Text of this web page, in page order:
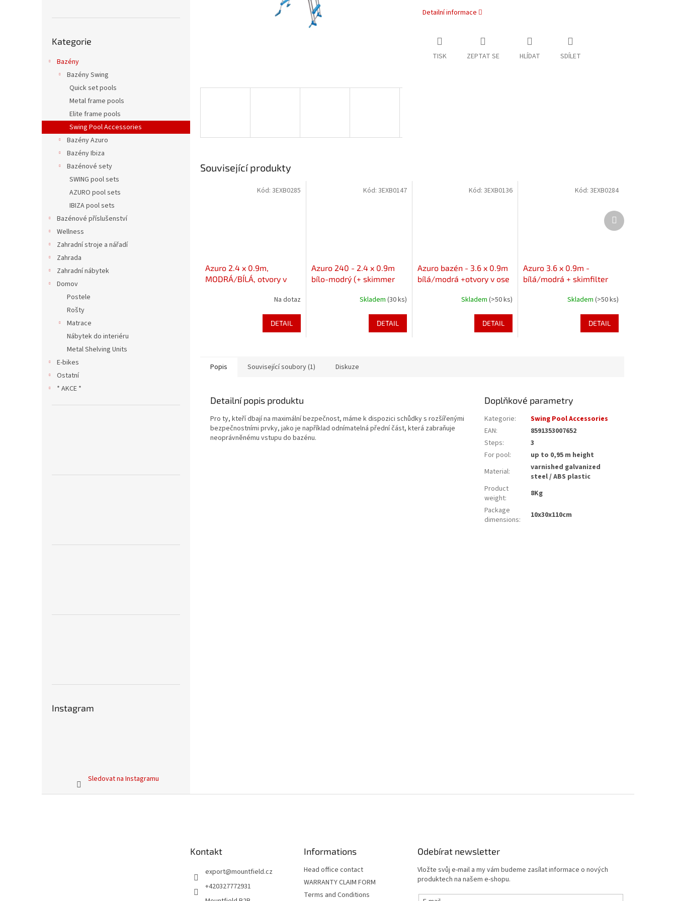
kategorie
Kategorie
Bazény
Bazény Swing
Quick set pools
Metal frame pools
Elite frame pools
Swing Pool Accessories
Bazény Azuro
Bazény Ibiza
Bazénové sety
SWING pool sets
AZURO pool sets
IBIZA pool sets
Bazénové příslušenství
Wellness
Zahradní stroje a nářadí
Zahrada
Zahradní nábytek
Domov
Postele
Rošty
Matrace
Nábytek do interiéru
Metal Shelving Units
E-bikes
Ostatní
* AKCE *
Instagram
Sledovat na Instagramu
Detailní informace
TISK ZEPTAT SE HLÍDAT SDÍLET
Související produkty
Azuro 2.4 x 0.9m,
MODRÁ/BÍLÁ, otvory v
Na dotaz
DETAIL
Kód: 3EXB0285
Azuro 240 - 2.4 x 0.9m
bílo-modrý (+ skimmer
Skladem (30 ks)
DETAIL
Kód: 3EXB0147
Azuro bazén - 3.6 x 0.9m
bílá/modrá +otvory v ose
Skladem(>50 ks)
DETAIL
Kód:3EXB0136
Azuro 3.6 x 0.9m -
bílá/modrá + skimfilter
Skladem (>50 ks)
DETAIL
Kód: 3EXB0284
Další
produkt
Popis Související soubory (1) Diskuze
Detailní popis produktu
Pro ty, kteří dbají na maximální bezpečnost, máme k dispozici schůdky s rozšířenými
bezpečnostními prvky, jako je například odnímatelná přední část, která zabraňuje
neoprávněnému vstupu do bazénu.
Doplňkové parametry
Kategorie:
Swing Pool Accessories
EAN:
8591353007652
Steps:
3
For pool:
up to 0,95 m height
Material:
varnished galvanized
steel / ABS plastic
Product
weight:
8Kg
Package
dimensions: 10x30x110cm
Kontakt
export@mountfield.cz
+420327772931
Informations
Head office contact
WARRANTY CLAIM FORM
Terms and Conditions
Odebírat newsletter
Vložte svůj e-mail a my vám budeme zasílat informace o nových
produktech na našem e-shopu.